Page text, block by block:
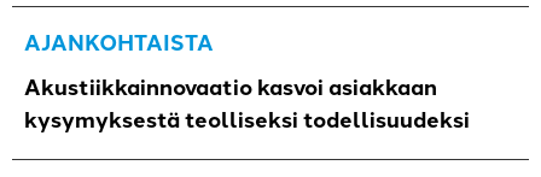
AJANKOHTAISTA
Akustiikkainnovaatio kasvoi asiakkaan
kysymyksestä teolliseksi todellisuudeksi